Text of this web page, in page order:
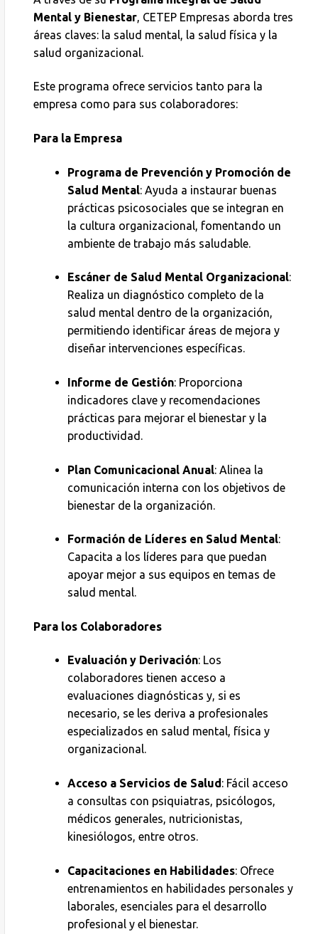
Mental y Bienestar, CETEP Empresas aborda tres
áreas claves: la salud mental, la salud física y la
salud organizacional.
Este programa ofrece servicios tanto para la
empresa como para sus colaboradores:
Para la Empresa
Programa de Prevención y Promoción de
Salud Mental: Ayuda a instaurar buenas
prácticas psicosociales que se integran en
la cultura organizacional, fomentando un
ambiente de trabajo más saludable.
Escáner de Salud Mental Organizacional:
Realiza un diagnóstico completo de la
salud mental dentro de la organización,
permitiendo identificar áreas de mejora y
diseñar intervenciones específicas.
Informe de Gestión: Proporciona
indicadores clave y recomendaciones
prácticas para mejorar el bienestar y la
productividad.
Plan Comunicacional Anual: Alinea la
comunicación interna con los objetivos de
bienestar de la organización.
Formación de Líderes en Salud Mental:
Capacita a los líderes para que puedan
apoyar mejor a sus equipos en temas de
salud mental.
Para los Colaboradores
Evaluación y Derivación: Los
colaboradores tienen acceso a
evaluaciones diagnósticas y, si es
necesario, se les deriva a profesionales
especializados en salud mental, física y
organizacional.
Acceso a Servicios de Salud: Fácil acceso
a consultas con psiquiatras, psicólogos,
médicos generales, nutricionistas,
kinesiólogos, entre otros.
Capacitaciones en Habilidades: Ofrece
entrenamientos en habilidades personales y
laborales, esenciales para el desarrollo
profesional y el bienestar.